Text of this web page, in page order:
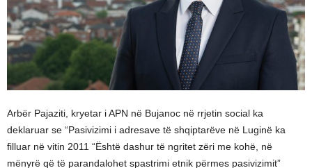
Arbër Pajaziti, kryetar i APN në Bujanoc në rrjetin social ka
deklaruar se “Pasivizimi i adresave të shqiptarëve në Luginë ka
filluar në vitin 2011 “Është dashur të ngritet zëri me kohë, në
mënyrë që të parandalohet spastrimi etnik përmes pasivizimit”